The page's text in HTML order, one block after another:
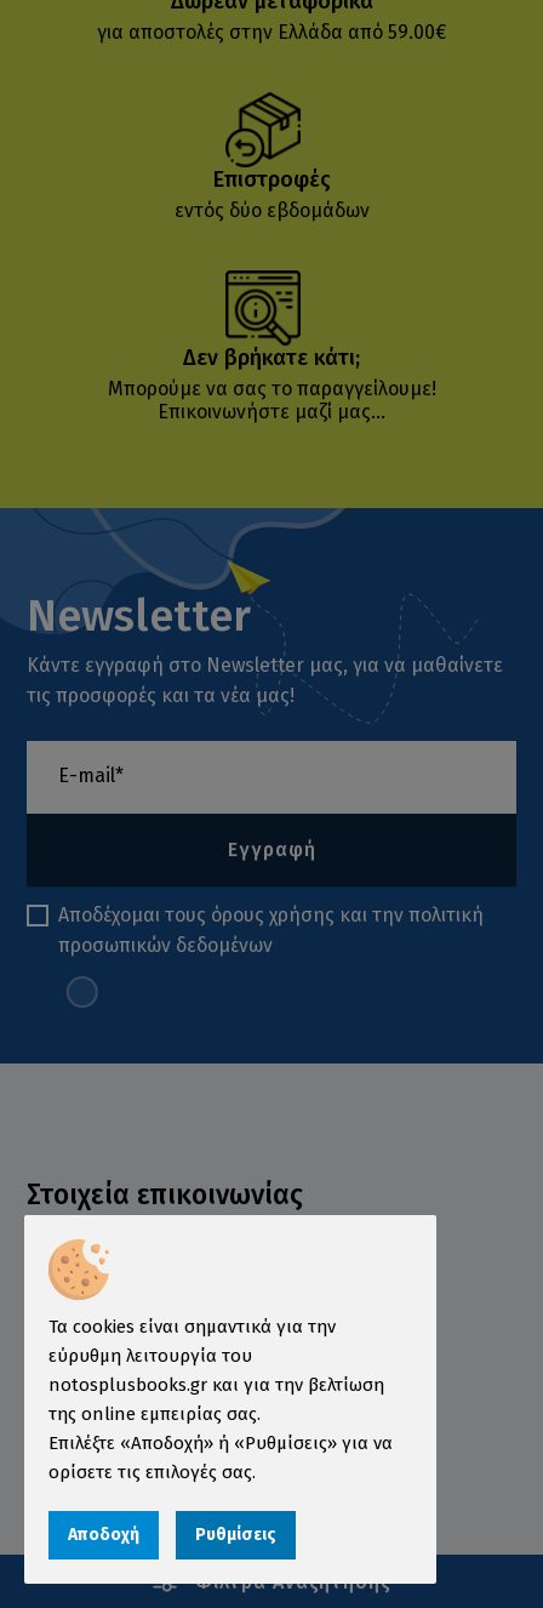
Φίλτρα Αναζήτησης
για αποστολές στην Ελλάδα από 59.00€
Επιστροφές
εντός δύο εβδομάδων
Δεν βρήκατε κάτι;
Μπορούμε να σας το παραγγείλουμε!
Επικοινωνήστε μαζί μας...
Newsletter
Κάντε εγγραφή στο Newsletter μας, για να μαθαίνετε
τις προσφορές και τα νέα μας!
Εγγραφή
Αποδέχομαι τους όρους χρήσης και τηνπολιτική
προσωπικών δεδομένων
Στοιχεία επικοινωνίας
210 3629746
info@notosbooks.gr
Ομήρου 15, Αθήνα 10672
Δευτέρα: 10:00-18:00
Τρίτη: 10:00-19:00
Τετάρτη: 10:00-18:00
Πέμπτη: 10:00-19:00
Παρασκευή: 10:00-19:00
Τα cookies είναι σημαντικά για την
εύρυθμη λειτουργία του
notosplusbooks.gr και για την βελτίωση
της online εμπειρίας σας.
Επιλέξτε «Αποδοχή» ή «Ρυθμίσεις» για να
ορίσετε τις επιλογές σας.
Αποδοχή Ρυθμίσεις